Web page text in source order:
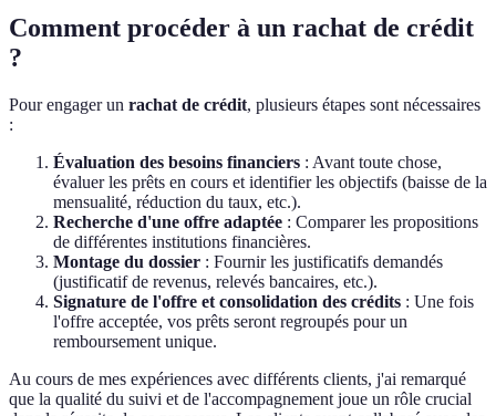
Comment procéder à un rachat de crédit
?
Pour engager un rachat de crédit, plusieurs étapes sont nécessaires
:
Évaluation des besoins financiers : Avant toute chose,
évaluer les prêts en cours et identifier les objectifs (baisse de la
mensualité, réduction du taux, etc.).
Recherche d'une offre adaptée : Comparer les propositions
de différentes institutions financières.
Montage du dossier : Fournir les justificatifs demandés
(justificatif de revenus, relevés bancaires, etc.).
Signature de l'offre et consolidation des crédits : Une fois
l'offre acceptée, vos prêts seront regroupés pour un
remboursement unique.
Au cours de mes expériences avec différents clients, j'ai remarqué
que la qualité du suivi et de l'accompagnement joue un rôle crucial